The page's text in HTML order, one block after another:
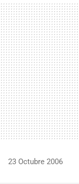
MAIL
23 Octubre 2006